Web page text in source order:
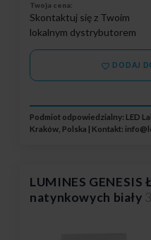
Twoja cena:
Skontaktuj się z Twoim
lokalnym dystrybutorem
DODAJ
Podmiot odpowiedzialny: LED
Kraków, Polska | Kontakt:
LUMINES GENESIS
natynkowych biały